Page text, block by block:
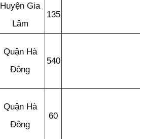
Huyện Gia
Lâm
135
Quận Hà
Đông
540
Quận Hà
Đông
60